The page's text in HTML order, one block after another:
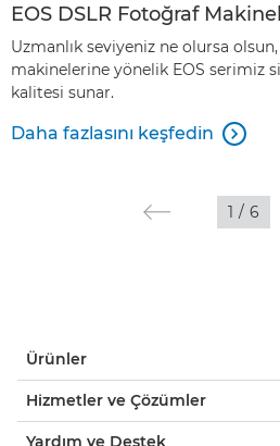
EOS DSLR Fotoğraf
Uzmanlık seviyeniz ne olursa
makinelerine yönelik EOS serimiz
kalitesi sunar.
Daha fazlasını keşfedin 
1 / 6
Ürünler
Hizmetler ve Çözümler
Yardım ve Destek